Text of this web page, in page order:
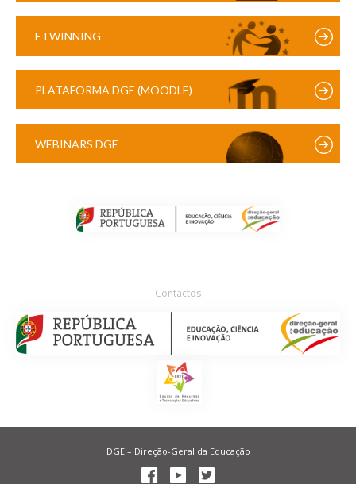
ETWINNING
PLATAFORMA DGE (MOODLE)
WEBINARS DGE
Contactos
DGE – Direção-Geral da Educação